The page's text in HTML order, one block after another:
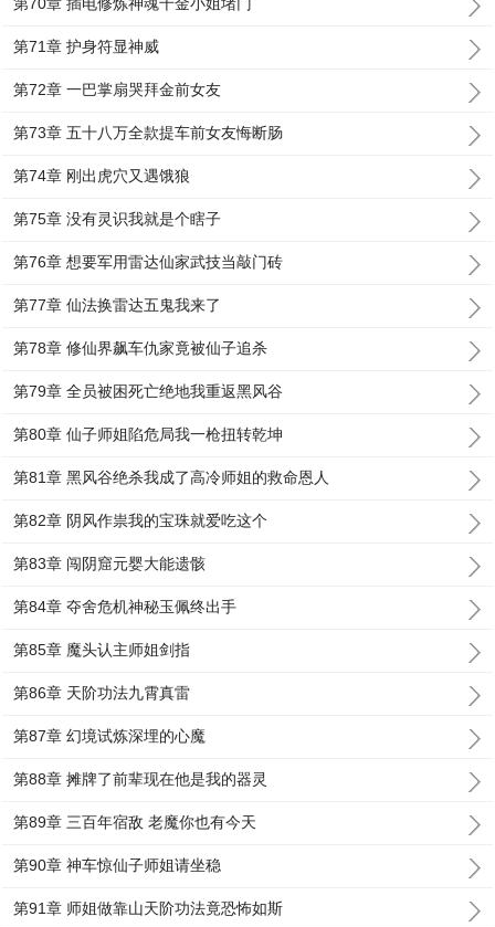
第71章 护身符显神威
第72章 一巴掌扇哭拜金前女友
第73章 五十八万全款提车前女友悔断肠
第74章 刚出虎穴又遇饿狼
第75章 没有灵识我就是个瞎子
第76章 想要军用雷达仙家武技当敲门砖
第77章 仙法换雷达五鬼我来了
第78章 修仙界飙车仇家竟被仙子追杀
第79章 全员被困死亡绝地我重返黑风谷
第80章 仙子师姐陷危局我一枪扭转乾坤
第81章 黑风谷绝杀我成了高冷师姐的救命恩人
第82章 阴风作祟我的宝珠就爱吃这个
第83章 闯阴窟元婴大能遗骸
第84章 夺舍危机神秘玉佩终出手
第85章 魔头认主师姐剑指
第86章 天阶功法九霄真雷
第87章 幻境试炼深埋的心魔
第88章 摊牌了前辈现在他是我的器灵
第89章 三百年宿敌 老魔你也有今天
第90章 神车惊仙子师姐请坐稳
第91章 师姐做靠山天阶功法竟恐怖如斯